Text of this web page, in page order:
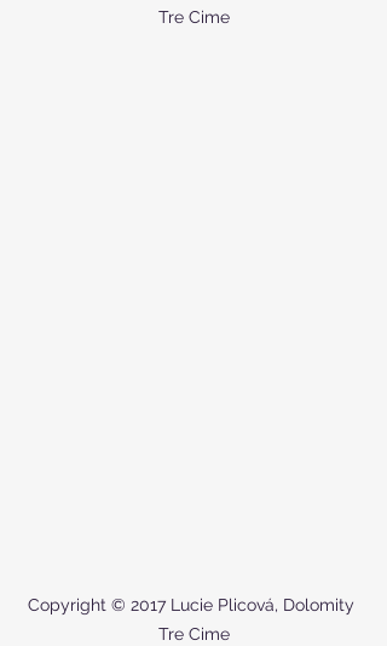
Tre Cime
Copyright © 2017 Lucie Plicová, Dolomity
Tre Cime